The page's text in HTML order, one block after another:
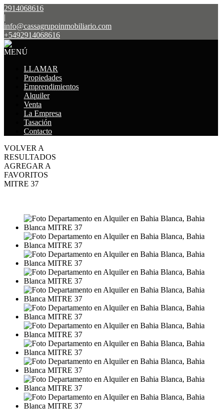
2914068616
|
info@cassagrupoinmobiliario.com
+5492914068616
MENÚ
LLAMAR
Propiedades
Emprendimientos
Alquiler
Venta
La Empresa
Tasación
Contacto
VOLVER A
RESULTADOS
AGREGAR A
FAVORITOS
MITRE 37